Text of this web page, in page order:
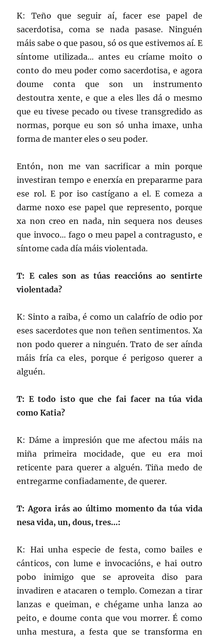
K: Teño que seguir aí, facer ese papel de
sacerdotisa, coma se nada pasase. Ninguén
máis sabe o que pasou, só os que estivemos aí. E
síntome utilizada… antes eu críame moito o
conto do meu poder como sacerdotisa, e agora
doume conta que son un instrumento
destoutra xente, e que a eles lles dá o mesmo
que eu tivese pecado ou tivese transgredido as
normas, porque eu son só unha imaxe, unha
forma de manter eles o seu poder.
Entón, non me van sacrificar a min porque
investiran tempo e enerxía en prepararme para
ese rol. E por iso castígano a el. E comeza a
darme noxo ese papel que represento, porque
xa non creo en nada, nin sequera nos deuses
que invoco… fago o meu papel a contragusto, e
síntome cada día máis violentada.
T: E cales son as túas reaccións ao sentirte
violentada?
K: Sinto a raiba, é como un calafrío de odio por
eses sacerdotes que non teñen sentimentos. Xa
non podo querer a ninguén. Trato de ser aínda
máis fría ca eles, porque é perigoso querer a
alguén.
T: E todo isto que che fai facer na túa vida
como Katia?
K: Dáme a impresión que me afectou máis na
miña primeira mocidade, que eu era moi
reticente para querer a alguén. Tiña medo de
entregarme confiadamente, de querer.
T: Agora irás ao último momento da túa vida
nesa vida, un, dous, tres…:
K: Hai unha especie de festa, como bailes e
cánticos, con lume e invocacións, e hai outro
pobo inimigo que se aproveita diso para
invadiren e atacaren o templo. Comezan a tirar
lanzas e queiman, e chégame unha lanza ao
peito, e doume conta que vou morrer. É como
unha mestura, a festa que se transforma en